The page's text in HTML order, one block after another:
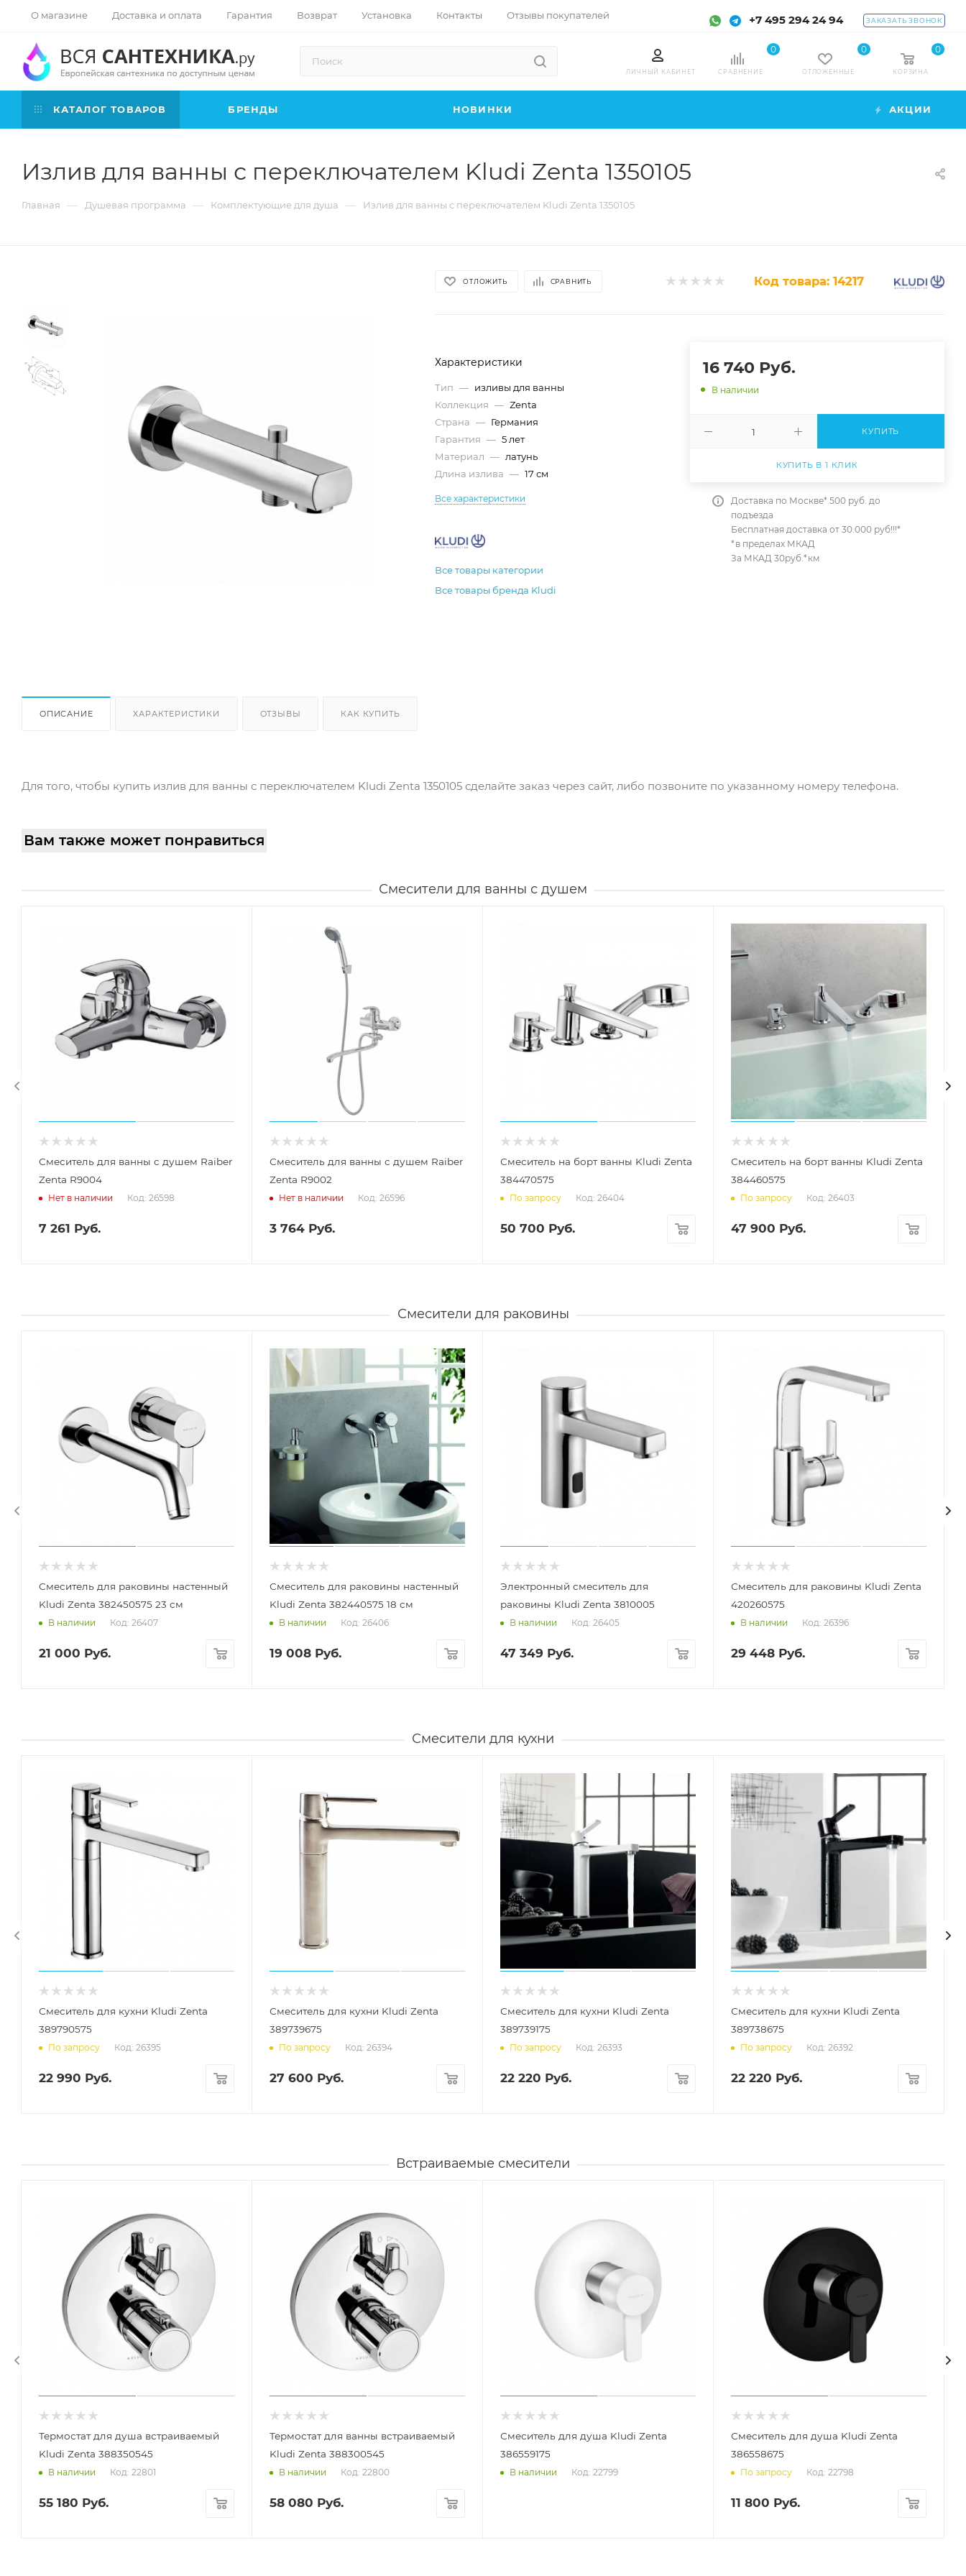
О магазине Доставка и оплата Гарантия Возврат Установка Контакты Отзывы покупателей +7 495 294 24 94 ЗАКАЗАТЬ ЗВОНОК
ЛИЧНЫЙ КАБИНЕТ СРАВНЕНИЕ
0
ОТЛОЖЕННЫЕ
0
КОРЗИНА
0
КАТАЛОГ ТОВАРОВ БРЕНДЫ НОВИНКИ АКЦИИ
Излив для ванны с переключателем Kludi Zenta 1350105
Главная — Душевая программа — Комплектующие для душа — Излив для ванны с переключателем Kludi Zenta 1350105
ОТЛОЖИТЬ СРАВНИТЬ Код товара: 14217
Характеристики
Тип — изливы для ванны
Коллекция — Zenta
Страна — Германия
Гарантия — 5 лет
Материал — латунь
Длина излива — 17 см
Все характеристики
Все товары категории
Все товары бренда Kludi
16 740 Руб.
В наличии
КУПИТЬ
КУПИТЬ В 1 КЛИК
Доставка по Москве* 500 руб. до
подъезда
Бесплатная доставка от 30.000 руб!!!*
*в пределах МКАД
За МКАД 30руб.*км
ОПИСАНИЕ ХАРАКТЕРИСТИКИ ОТЗЫВЫ КАК КУПИТЬ
Для того, чтобы купить излив для ванны с переключателем Kludi Zenta 1350105 cделайте заказ через сайт, либо позвоните по указанному номеру телефона.
Вам также может понравиться
Смесители для ванны с душем
Смеситель для ванны с душем Raiber
Zenta R9004
Нет в наличии Код: 26598
7 261 Руб.
Смеситель для ванны с душем Raiber
Zenta R9002
Нет в наличии Код: 26596
3 764 Руб.
Смеситель на борт ванны Kludi Zenta
384470575
По запросу Код: 26404
50 700 Руб.
Смеситель на борт ванны Kludi Zenta
384460575
По запросу Код: 26403
47 900 Руб.
Смесители для раковины
Смеситель для раковины настенный
Kludi Zenta 382450575 23 см
В наличии Код: 26407
21 000 Руб.
Смеситель для раковины настенный
Kludi Zenta 382440575 18 см
В наличии Код: 26406
19 008 Руб.
Электронный смеситель для
раковины Kludi Zenta 3810005
В наличии Код: 26405
47 349 Руб.
Смеситель для раковины Kludi Zenta
420260575
В наличии Код: 26396
29 448 Руб.
Смесители для кухни
Смеситель для кухни Kludi Zenta
389790575
По запросу Код: 26395
22 990 Руб.
Смеситель для кухни Kludi Zenta
389739675
По запросу Код: 26394
27 600 Руб.
Смеситель для кухни Kludi Zenta
389739175
По запросу Код: 26393
22 220 Руб.
Смеситель для кухни Kludi Zenta
389738675
По запросу Код: 26392
22 220 Руб.
Встраиваемые смесители
Термостат для душа встраиваемый
Kludi Zenta 388350545
В наличии Код: 22801
55 180 Руб.
Термостат для ванны встраиваемый
Kludi Zenta 388300545
В наличии Код: 22800
58 080 Руб.
Смеситель для душа Kludi Zenta
386559175
В наличии Код: 22799
Смеситель для душа Kludi Zenta
386558675
По запросу Код: 22798
11 800 Руб.